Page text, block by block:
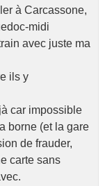
à Carcassone,
midi
avec juste ma
ils y
car impossible
borne (et la gare
de frauder,
carte sans